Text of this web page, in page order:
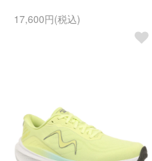
17,600円(税込)